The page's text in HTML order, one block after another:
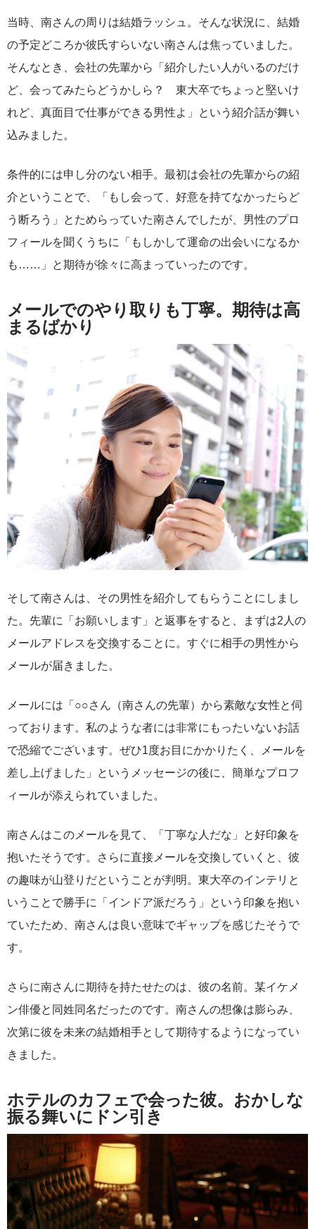
当時、南さんの周りは結婚ラッシュ。そんな状況に、結婚
の予定どころか彼氏すらいない南さんは焦っていました。
そんなとき、会社の先輩から「紹介したい人がいるのだけ
ど、会ってみたらどうかしら？ 東大卒でちょっと堅いけ
れど、真面目で仕事ができる男性よ」という紹介話が舞い
込みました。
条件的には申し分のない相手。最初は会社の先輩からの紹
介ということで、「もし会って、好意を持てなかったらど
う断ろう」とためらっていた南さんでしたが、男性のプロ
フィールを聞くうちに「もしかして運命の出会いになるか
も……」と期待が徐々に高まっていったのです。
メールでのやり取りも丁寧。期待は高
まるばかり
そして南さんは、その男性を紹介してもらうことにしまし
た。先輩に「お願いします」と返事をすると、まずは2人の
メールアドレスを交換することに。すぐに相手の男性から
メールが届きました。
メールには「○○さん（南さんの先輩）から素敵な女性と伺
っております。私のような者には非常にもったいないお話
で恐縮でございます。ぜひ1度お目にかかりたく、メールを
差し上げました」というメッセージの後に、簡単なプロフ
ィールが添えられていました。
南さんはこのメールを見て、「丁寧な人だな」と好印象を
抱いたそうです。さらに直接メールを交換していくと、彼
の趣味が山登りだということが判明。東大卒のインテリと
いうことで勝手に「インドア派だろう」という印象を抱い
ていたため、南さんは良い意味でギャップを感じたそうで
す。
さらに南さんに期待を持たせたのは、彼の名前。某イケメ
ン俳優と同姓同名だったのです。南さんの想像は膨らみ、
次第に彼を未来の結婚相手として期待するようになってい
きました。
ホテルのカフェで会った彼。おかしな
振る舞いにドン引き